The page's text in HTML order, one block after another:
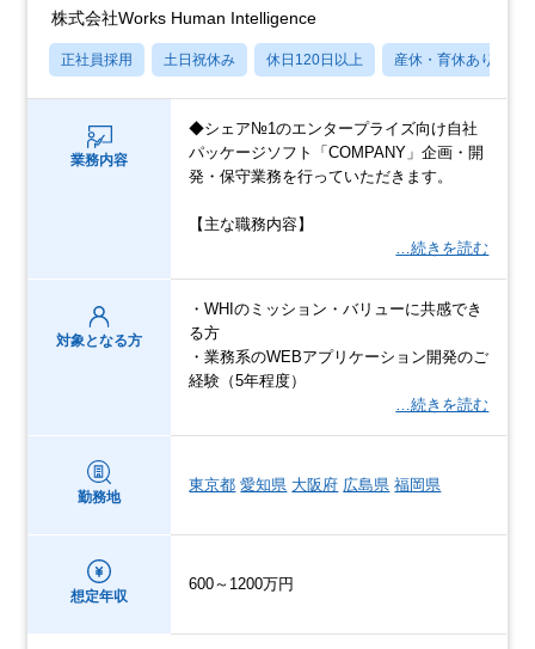
株式会社Works Human Intelligence
正社員採用 土日祝休み 休日120日以上 産休・育休あり
業務内容
◆シェア№1のエンタープライズ向け自社
パッケージソフト「COMPANY」企画・開
発・保守業務を行っていただきます。
【主な職務内容】
…続きを読む
対象となる方
・WHIのミッション・バリューに共感でき
る方
・業務系のWEBアプリケーション開発のご
経験（5年程度）
…続きを読む
勤務地
東京都 愛知県 大阪府 広島県 福岡県
想定年収
600～1200万円